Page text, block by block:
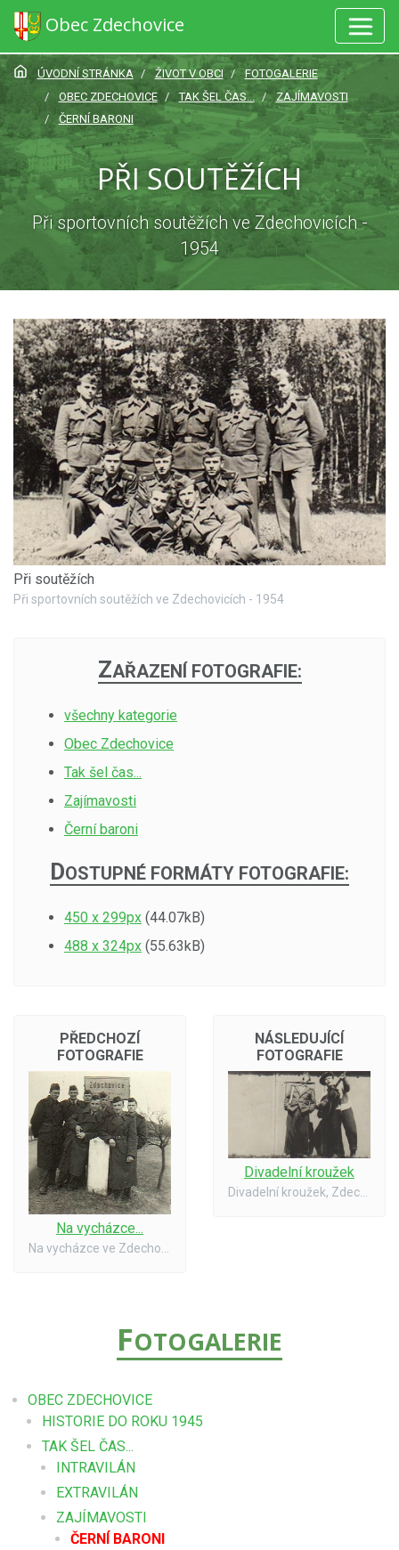
Obec Zdechovice
ÚVODNÍ STRÁNKA ŽIVOT V OBCI
FOTOGALERIE
OBEC ZDECHOVICE
TAK ŠEL ČAS...
ZAJÍMAVOSTI
ČERNÍ BARONI
PŘI SOUTĚŽÍCH
Při sportovních soutěžích ve Zdechovicích -
1954
Při soutěžích
Při sportovních soutěžích ve Zdechovicích - 1954
ZAŘAZENÍ FOTOGRAFIE:
všechny kategorie
Obec Zdechovice
Tak šel čas...
Zajímavosti
Černí baroni
DOSTUPNÉ FORMÁTY FOTOGRAFIE:
450 x 299px (44.07kB)
488 x 324px (55.63kB)
PŘEDCHOZÍ
FOTOGRAFIE
Na vycházce...
NÁSLEDUJÍCÍ
FOTOGRAFIE
Divadelní kroužek
FOTOGALERIE
OBEC ZDECHOVICE
HISTORIE DO ROKU 1945
TAK ŠEL ČAS...
INTRAVILÁN
EXTRAVILÁN
ZAJÍMAVOSTI
ČERNÍ BARONI